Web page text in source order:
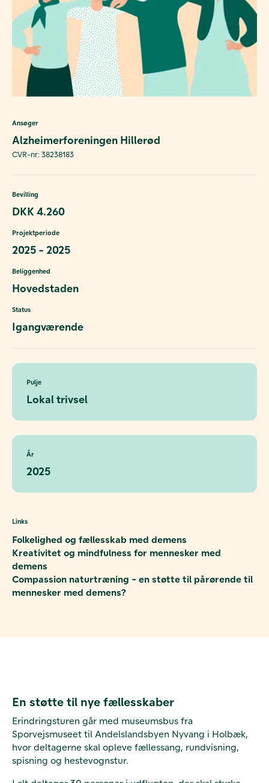
Ansøger
Alzheimerforeningen Hillerød
CVR-nr: 38238183
Bevilling
DKK 4.260
Projektperiode
2025 - 2025
Beliggenhed
Hovedstaden
Status
Igangværende
Pulje
Lokal trivsel
År
2025
Links
Folkelighed og fællesskab med demens
Kreativitet og mindfulness for mennesker med
demens
Compassion naturtræning - en støtte til pårørende til
mennesker med demens?
En støtte til nye fællesskaber
Erindringsturen går med museumsbus fra
Sporvejsmuseet til Andelslandsbyen Nyvang i Holbæk,
hvor deltagerne skal opleve fællessang, rundvisning,
spisning og hestevognstur.